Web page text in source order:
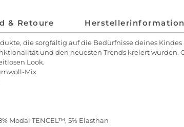
& Retoure
die sorgfältig auf die Bedürfnisse deines
und den neuesten Trends kreiert
Look.
Mix
Modal TENCEL™, 5% Elasthan